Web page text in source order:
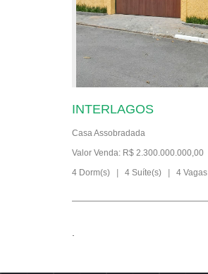
INTERLAGOS
Casa Assobradada
Valor Venda: R$ 2.300.000.000,00
4 Dorm(s)
4 Suíte(s) 4 Vagas